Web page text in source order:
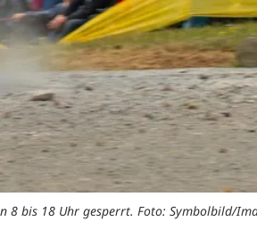
8 bis 18 Uhr gesperrt. Foto: Symbolbild/